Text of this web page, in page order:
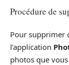
Procédure de
Pour supprimer
l’application
photos que